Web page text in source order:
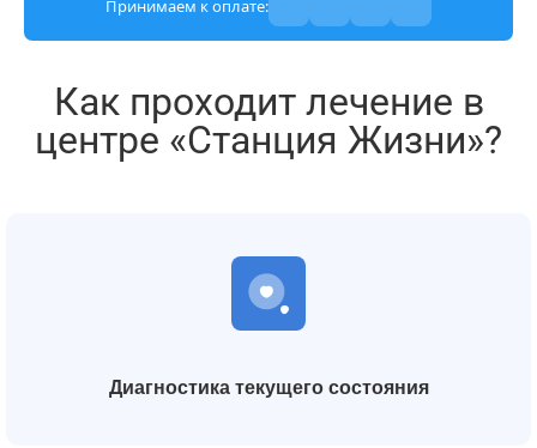
Принимаем к оплате:
Как проходит лечение в
центре «Станция Жизни»?
Диагностика текущего состояния